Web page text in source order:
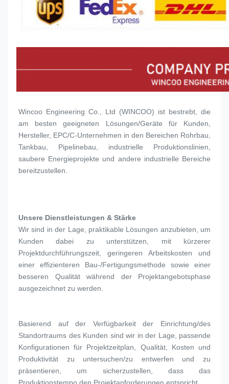
Wincoo Engineering Co., Ltd (WINCOO) ist bestrebt, die
am besten geeigneten Lösungen/Geräte für Kunden,
Hersteller, EPC/C-Unternehmen in den Bereichen Rohrbau,
Tankbau, Pipelinebau, industrielle Produktionslinien,
saubere Energieprojekte und andere industrielle Bereiche
bereitzustellen.
Unsere Dienstleistungen & Stärke
Wir sind in der Lage, praktikable Lösungen anzubieten, um
Kunden dabei zu unterstützen, mit kürzerer
Projektdurchführungszeit, geringeren Arbeitskosten und
einer effizienteren Bau-/Fertigungsmethode sowie einer
besseren Qualität während der Projektangebotsphase
ausgezeichnet zu werden.
Basierend auf der Verfügbarkeit der Einrichtung/des
Standortraums des Kunden sind wir in der Lage, passende
Konfigurationen für Projektzeitplan, Qualität, Kosten und
Produktivität zu untersuchen/zu entwerfen und zu
präsentieren, um sicherzustellen, dass das
Produktionstempo den Projektanforderungen entspricht.